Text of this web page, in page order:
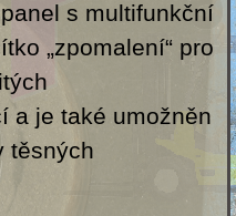
s multifunkční
„zpomalení“ pro
a je také umožněn
těsných